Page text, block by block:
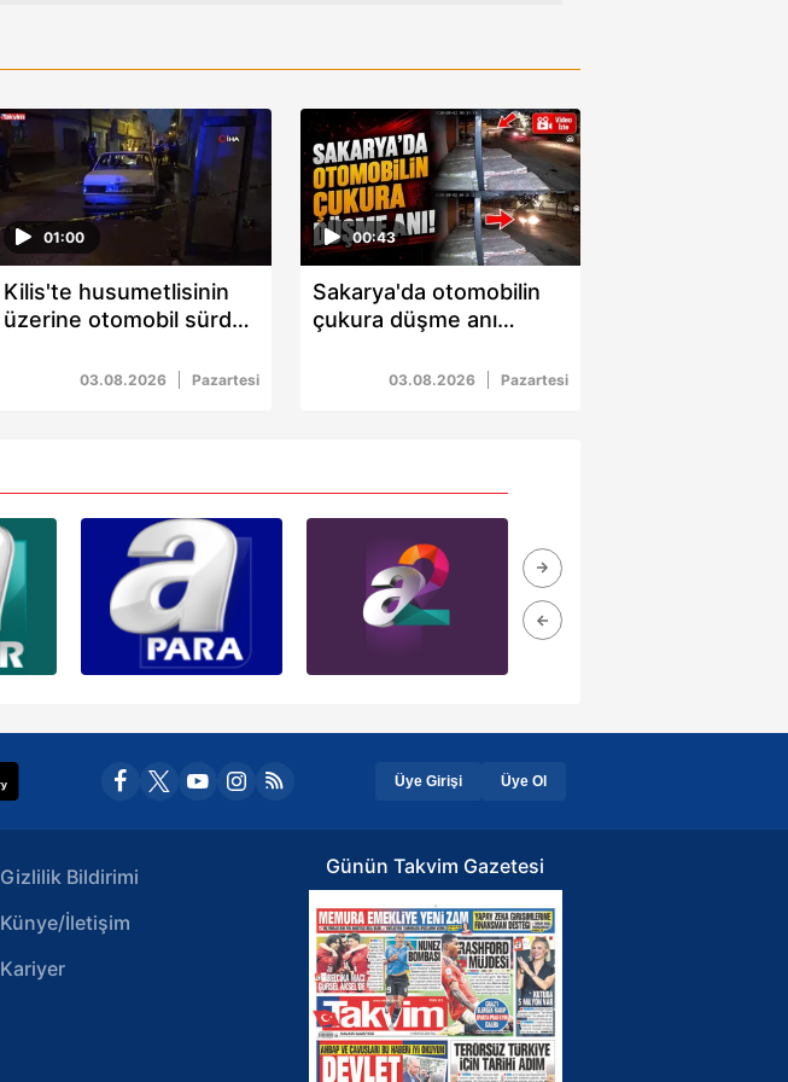
01:00
Kilis'te husumetlisinin
üzerine otomobil sürdü:
03.08.2026 Pazartesi
00:43
Sakarya'da otomobilin
çukura düşme anı
03.08.2026 Pazartesi
Üye Girişi Üye Ol
Gizlilik Bildirimi
Künye/İletişim
Kariyer
Günün Takvim Gazetesi